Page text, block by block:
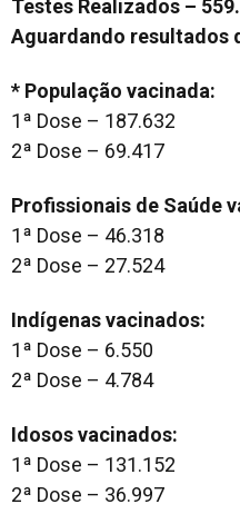
Testes Realizados –
Aguardando resultados
* População vacinada:
1ª Dose – 187.632
2ª Dose – 69.417
Profissionais de Saúde
1ª Dose – 46.318
2ª Dose – 27.524
Indígenas vacinados:
1ª Dose – 6.550
2ª Dose – 4.784
Idosos vacinados:
1ª Dose – 131.152
2ª Dose – 36.997